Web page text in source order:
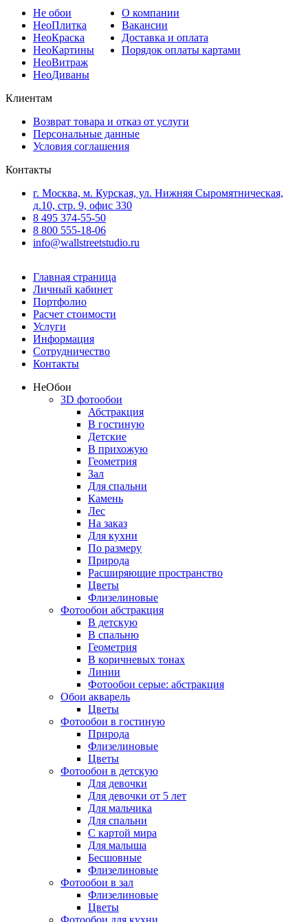
Не обои
НеоПлитка
НеоКраска
НеоКартины
НеоВитраж
НеоДиваны
О компании
Вакансии
Доставка и оплата
Порядок оплаты картами
Клиентам
Возврат товара и отказ от услуги
Персональные данные
Условия соглашения
Контакты
г. Москва, м. Курская, ул. Нижняя Сыромятническая,
д.10, стр. 9, офис 330
8 495 374-55-50
8 800 555-18-06
info@wallstreetstudio.ru
Главная страница
Личный кабинет
Портфолио
Расчет стоимости
Услуги
Информация
Сотрудничество
Контакты
НеОбои
3D фотообои
Абстракция
В гостиную
Детские
В прихожую
Геометрия
Зал
Для спальни
Камень
Лес
На заказ
Для кухни
По размеру
Природа
Расширяющие пространство
Цветы
Флизелиновые
Фотообои абстракция
В детскую
В спальню
Геометрия
В коричневых тонах
Линии
Фотообои серые: абстракция
Обои акварель
Цветы
Фотообои в гостиную
Природа
Флизелиновые
Цветы
Фотообои в детскую
Для девочки
Для девочки от 5 лет
Для мальчика
Для спальни
С картой мира
Для малыша
Бесшовные
Флизелиновые
Фотообои в зал
Флизелиновые
Цветы
Фотообои для кухни